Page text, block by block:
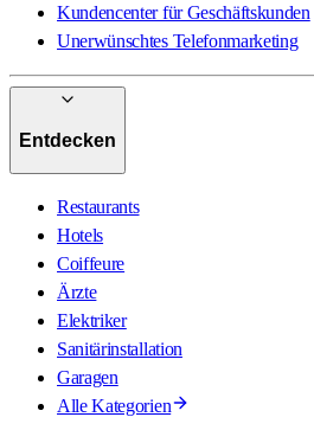
Kundencenter für Geschäftskunden
Unerwünschtes Telefonmarketing
Entdecken
Restaurants
Hotels
Coiffeure
Ärzte
Elektriker
Sanitärinstallation
Garagen
Alle Kategorien